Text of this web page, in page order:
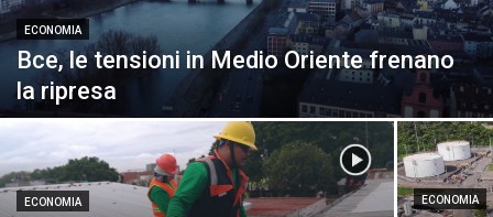
ECONOMIA
Bce, le tensioni in Medio Oriente frenano
la ripresa
ECONOMIA ECONOMIA